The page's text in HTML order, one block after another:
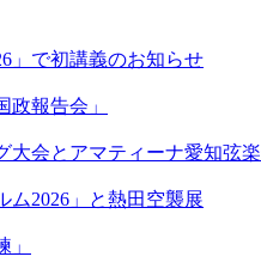
」で初講義のお知らせ
報告会」
大会とアマティーナ愛知弦
ム2026」と熱田空襲展